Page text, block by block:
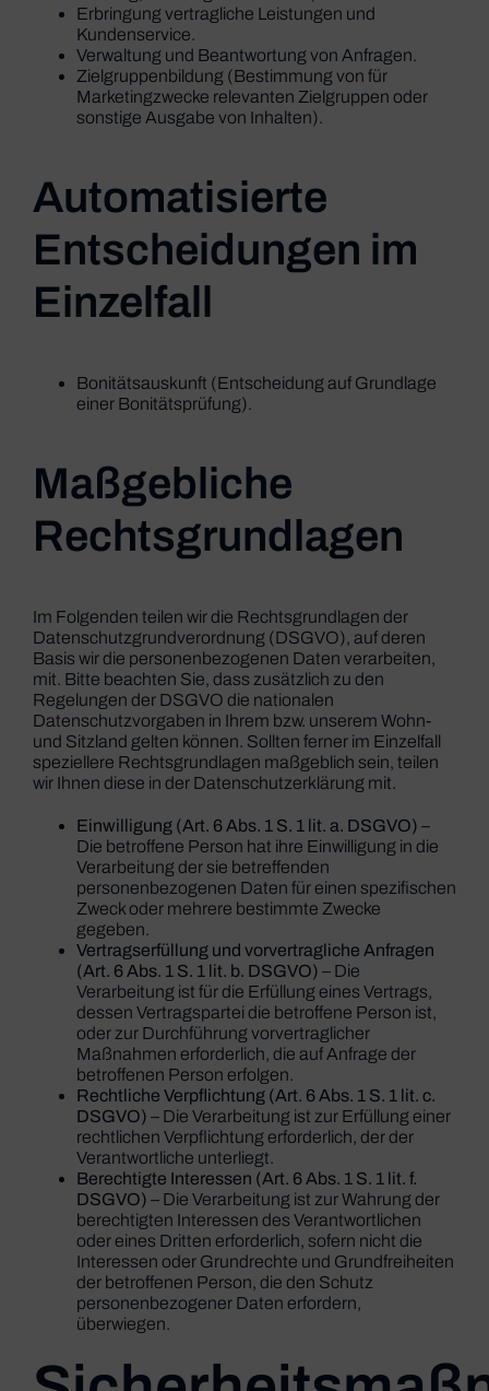
Erbringung vertragliche Leistungen und
Kundenservice.
Verwaltung und Beantwortung von Anfragen.
Zielgruppenbildung (Bestimmung von für
Marketingzwecke relevanten Zielgruppen oder
sonstige Ausgabe von Inhalten).
Automatisierte
Entscheidungen im
Einzelfall
Bonitätsauskunft (Entscheidung auf Grundlage
einer Bonitätsprüfung).
Maßgebliche
Rechtsgrundlagen
Im Folgenden teilen wir die Rechtsgrundlagen der
Datenschutzgrundverordnung (DSGVO), auf deren
Basis wir die personenbezogenen Daten verarbeiten,
mit. Bitte beachten Sie, dass zusätzlich zu den
Regelungen der DSGVO die nationalen
Datenschutzvorgaben in Ihrem bzw. unserem Wohn-
und Sitzland gelten können. Sollten ferner im Einzelfall
speziellere Rechtsgrundlagen maßgeblich sein, teilen
wir Ihnen diese in der Datenschutzerklärung mit.
Einwilligung (Art. 6 Abs. 1 S. 1 lit. a. DSGVO) –
Die betroffene Person hat ihre Einwilligung in die
Verarbeitung der sie betreffenden
personenbezogenen Daten für einen spezifischen
Zweck oder mehrere bestimmte Zwecke
gegeben.
Vertragserfüllung und vorvertragliche Anfragen
(Art. 6 Abs. 1 S. 1 lit. b. DSGVO) – Die
Verarbeitung ist für die Erfüllung eines Vertrags,
dessen Vertragspartei die betroffene Person ist,
oder zur Durchführung vorvertraglicher
Maßnahmen erforderlich, die auf Anfrage der
betroffenen Person erfolgen.
Rechtliche Verpflichtung (Art. 6 Abs. 1 S. 1 lit. c.
DSGVO) – Die Verarbeitung ist zur Erfüllung einer
rechtlichen Verpflichtung erforderlich, der der
Verantwortliche unterliegt.
Berechtigte Interessen (Art. 6 Abs. 1 S. 1 lit. f.
DSGVO) – Die Verarbeitung ist zur Wahrung der
berechtigten Interessen des Verantwortlichen
oder eines Dritten erforderlich, sofern nicht die
Interessen oder Grundrechte und Grundfreiheiten
der betroffenen Person, die den Schutz
personenbezogener Daten erfordern,
überwiegen.